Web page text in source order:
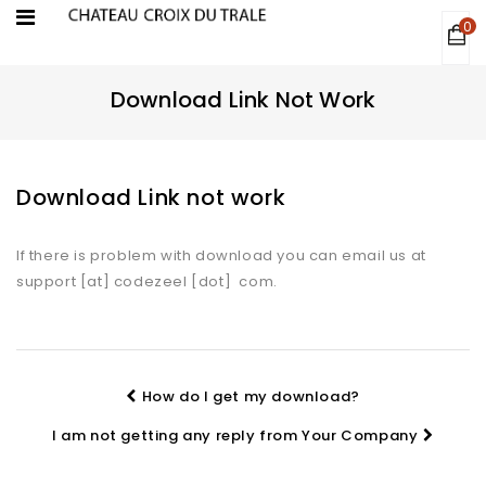
0
Download Link Not Work
Download Link not work
If there is problem with download you can email us at
support [at] codezeel [dot] com.
How do I get my download?
I am not getting any reply from Your Company